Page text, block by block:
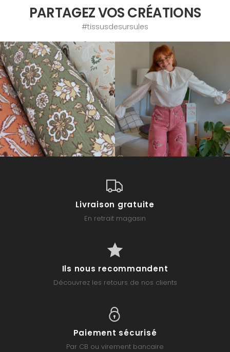
PARTAGEZ VOS CRÉATIONS
#tissusdesursules
Livraison gratuite
En retrait magasin
Ils nous recommandent
Découvrez les retours de nos clients
Paiement sécurisé
Par CB ou virement bancaire